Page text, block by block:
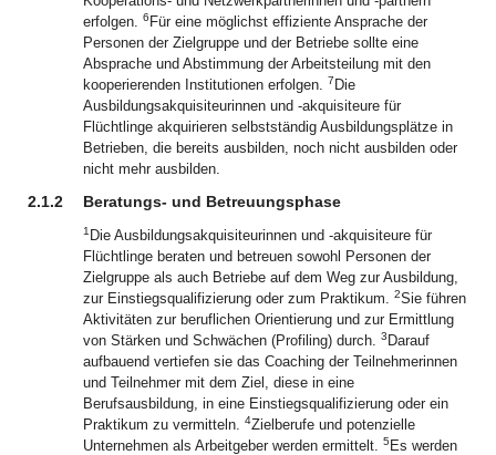
erfolgen. 6 Für eine möglichst effiziente Ansprache der
Personen der Zielgruppe und der Betriebe sollte eine
Absprache und Abstimmung der Arbeitsteilung mit den
kooperierenden Institutionen erfolgen. 7 Die
Ausbildungsakquisiteurinnen und -akquisiteure für
Flüchtlinge akquirieren selbstständig Ausbildungsplätze in
Betrieben, die bereits ausbilden, noch nicht ausbilden oder
nicht mehr ausbilden.
2.1.2 Beratungs- und Betreuungsphase
1 Die Ausbildungsakquisiteurinnen und -akquisiteure für
Flüchtlinge beraten und betreuen sowohl Personen der
Zielgruppe als auch Betriebe auf dem Weg zur Ausbildung,
zur Einstiegsqualifizierung oder zum Praktikum. 2Sie führen
Aktivitäten zur beruflichen Orientierung und zur Ermittlung
von Stärken und Schwächen (Profiling) durch. 3 Darauf
aufbauend vertiefen sie das Coaching der Teilnehmerinnen
und Teilnehmer mit dem Ziel, diese in eine
Berufsausbildung, in eine Einstiegsqualifizierung oder ein
Praktikum zu vermitteln. 4Zielberufe und potenzielle
Unternehmen als Arbeitgeber werden ermittelt. 5 Es werden